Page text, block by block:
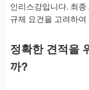
인리스강입니다. 최
규제 요건을 고려하
정확한 견적을
까?